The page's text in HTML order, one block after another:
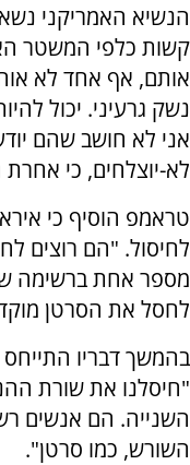
הנשיא האמריקני
קשות כלפי המשטר
אותם, אף אחד לא
נשק גרעיני. יכול
אני לא חושב שהם
לא-יוצלחים, כי
טראמפ הוסיף כי
לחיסול. "הם רוצים
מספר אחת ברשימה
לחסל את הסרטן
בהמשך דבריו
"חיסלנו את שורת
השנייה. הם אנשים
השורש, כמו סרטן".